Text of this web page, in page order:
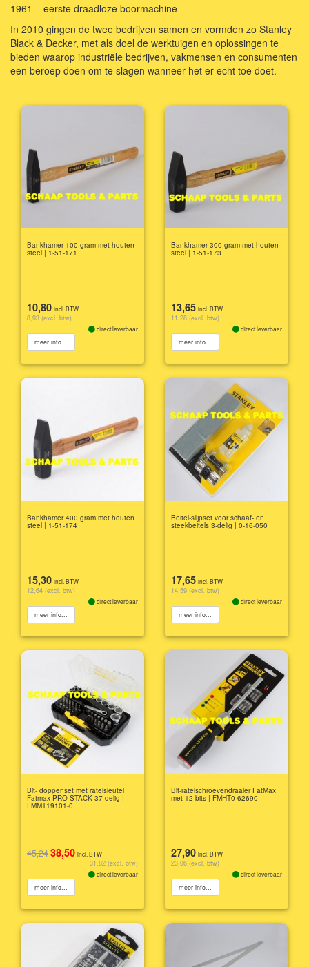
1961 – eerste draadloze boormachine
In 2010 gingen de twee bedrijven samen en vormden zo Stanley
Black & Decker, met als doel de werktuigen en oplossingen te
bieden waarop industriële bedrijven, vakmensen en consumenten
een beroep doen om te slagen wanneer het er echt toe doet.
Bankhamer 100 gram met houten
steel | 1-51-171
10,80 incl. BTW
8,93 (excl. btw)
direct leverbaar
meer info...
Bankhamer 300 gram met houten
steel | 1-51-173
13,65 incl. BTW
11,28 (excl. btw)
direct leverbaar
meer info...
Bankhamer 400 gram met houten
steel | 1-51-174
15,30 incl. BTW
12,64 (excl. btw)
direct leverbaar
meer info...
Beitel-slijpset voor schaaf- en
steekbeitels 3-delig | 0-16-050
17,65 incl. BTW
14,59 (excl. btw)
direct leverbaar
meer info...
Bit- doppenset met ratelsleutel
Fatmax PRO-STACK 37 delig |
FMMT19101-0
45,2438,50 incl. BTW
31,82 (excl. btw)
direct leverbaar
meer info...
Bit-ratelschroevendraaier FatMax
met 12-bits | FMHT0-62690
27,90 incl. BTW
23,06 (excl. btw)
direct leverbaar
meer info...